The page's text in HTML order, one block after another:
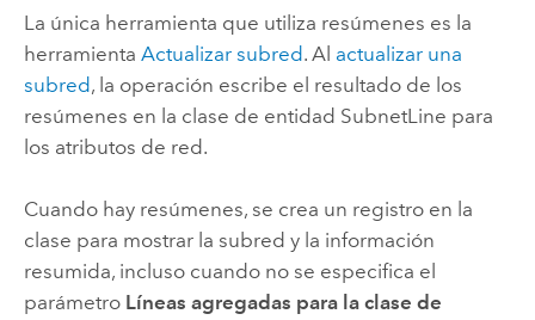
La única herramienta que utiliza resúmenes es la
herramienta Actualizar subred. Al actualizar una
subred, la operación escribe el resultado de los
resúmenes en la clase de entidad SubnetLine para
los atributos de red.
Cuando hay resúmenes, se crea un registro en la
clase para mostrar la subred y la información
resumida, incluso cuando no se especifica el
parámetro Líneas agregadas para la clase de